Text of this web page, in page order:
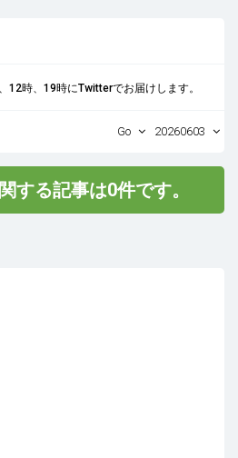
12時、19時にTwitterでお届けします。
Go 20260603
する記事は0件です。